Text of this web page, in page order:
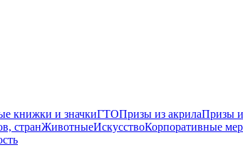
книжки и значкиГТОПризы из акрилаПризы
странЖивотныеИскусствоКорпоративные